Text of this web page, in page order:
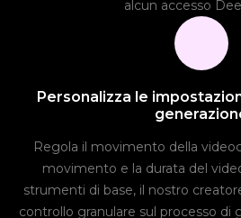
alcun accesso
Personalizza le
Regola il movimento della
movimento e la durata del
strumenti di base, il nostro
controllo granulare sul processo di